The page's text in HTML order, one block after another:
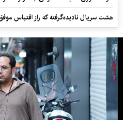
هشت سریال نادیده‌گرفته که راز اقتباس